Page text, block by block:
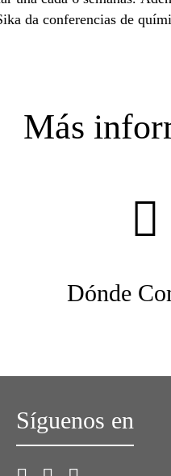
da conferencias de
Más
Dónde
Síguenos en